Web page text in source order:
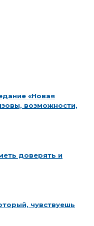
«Новая
возможности,
доверять и
чувствуешь